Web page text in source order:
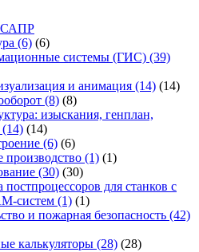
САПР
(6) (6)
системы (ГИС) (39)
и анимация (14) (14)
(8) (8)
изыскания, генплан,
(14) (14)
(6) (6)
производство (1) (1)
(30) (30)
постпроцессоров для станков с
систем (1) (1)
и пожарная безопасность (42)
калькуляторы (28) (28)